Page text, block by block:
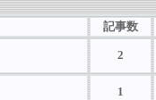
記事数
2
1